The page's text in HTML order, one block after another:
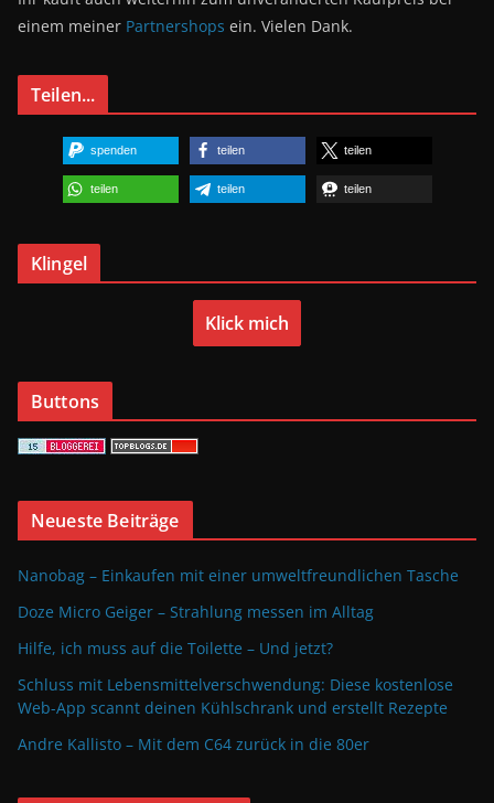
einem meiner Partnershops ein. Vielen Dank.
Teilen...
spenden teilen teilen
teilen teilen teilen
Klingel
Klick mich
Buttons
Neueste Beiträge
Nanobag – Einkaufen mit einer umweltfreundlichen Tasche
Doze Micro Geiger – Strahlung messen im Alltag
Hilfe, ich muss auf die Toilette – Und jetzt?
Schluss mit Lebensmittelverschwendung: Diese kostenlose
Web-App scannt deinen Kühlschrank und erstellt Rezepte
Andre Kallisto – Mit dem C64 zurück in die 80er